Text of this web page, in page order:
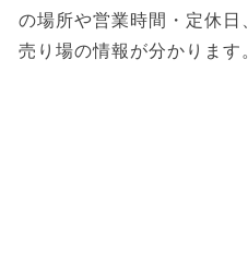
の場所や営業時間・定休日
売り場の情報が分かります